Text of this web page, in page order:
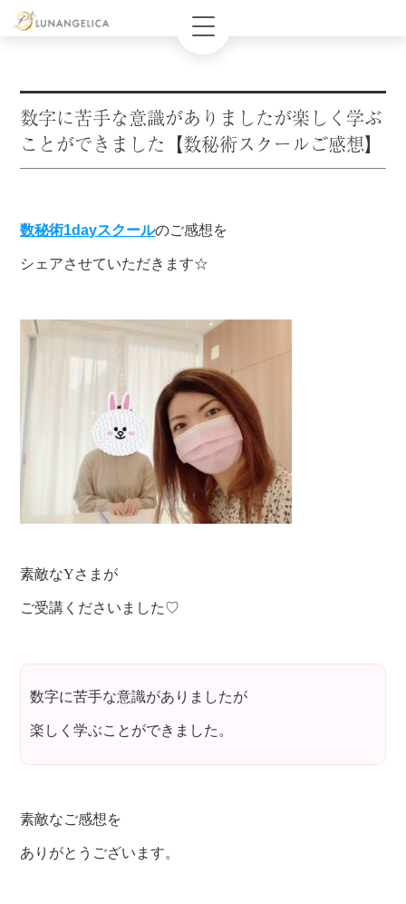
数字に苦手な意識がありましたが楽しく学ぶ
ことができました【数秘術スクールご感想】
数秘術1dayスクールのご感想を
シェアさせていただきます☆
素敵なYさまが
ご受講くださいました♡
数字に苦手な意識がありましたが
楽しく学ぶことができました。
素敵なご感想を
ありがとうございます。